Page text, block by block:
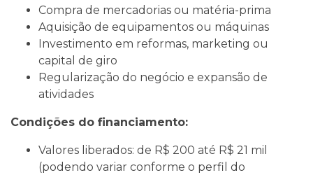
Compra de mercadorias ou matéria-prima
Aquisição de equipamentos ou máquinas
Investimento em reformas, marketing ou
capital de giro
Regularização do negócio e expansão de
atividades
Condições do financiamento:
Valores liberados: de R$ 200 até R$ 21 mil
(podendo variar conforme o perfil do